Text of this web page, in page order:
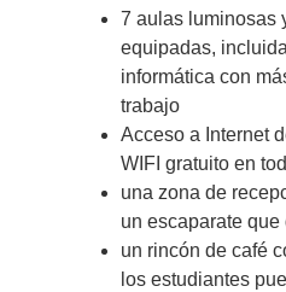
7 aulas luminosas
equipadas,
informática con
trabajo
Acceso a Internet
WIFI gratuito en
una zona de
un escaparate
un rincón de café
los estudiantes